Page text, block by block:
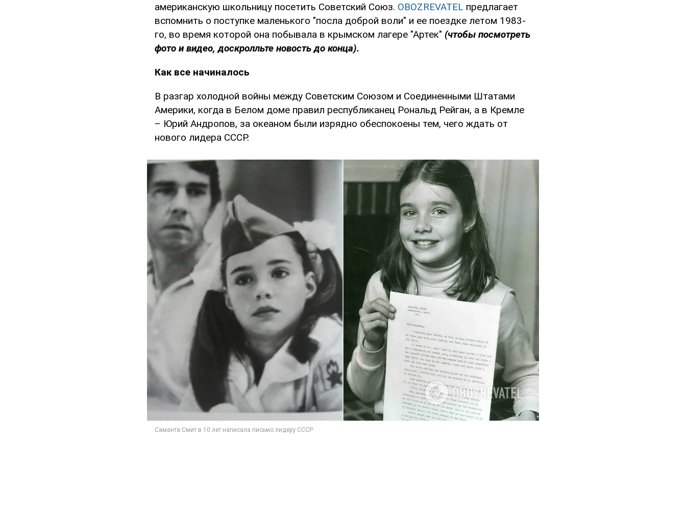
американскую школьницу посетить Советский Союз. OBOZREVATEL предлагает
вспомнить о поступке маленького "посла доброй воли" и ее поездке летом 1983-
го, во время которой она побывала в крымском лагере "Артек" (чтобы посмотреть
фото и видео, доскролльте новость до конца).
Как все начиналось
В разгар холодной войны между Советским Союзом и Соединенными Штатами
Америки, когда в Белом доме правил республиканец Рональд Рейган, а в Кремле
– Юрий Андропов, за океаном были изрядно обеспокоены тем, чего ждать от
нового лидера СССР.